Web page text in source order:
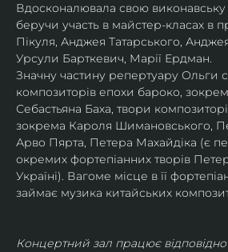
Вдосконалювала свою виконавську
беручи участь в майстер-класах в
Пікуля, Анджея Татарського,
Урсули Барткевич, Марії Ердман.
Значну частину репертуару Ольги
композиторів епохи бароко,
Себастьяна Баха, твори
зокрема Кароля Шимановського,
Арво Пярта, Петера Махайдіка (є
окремих фортепіанних творів
Україні). Вагоме місце в її
займає музика китайських
Концертний зал працює